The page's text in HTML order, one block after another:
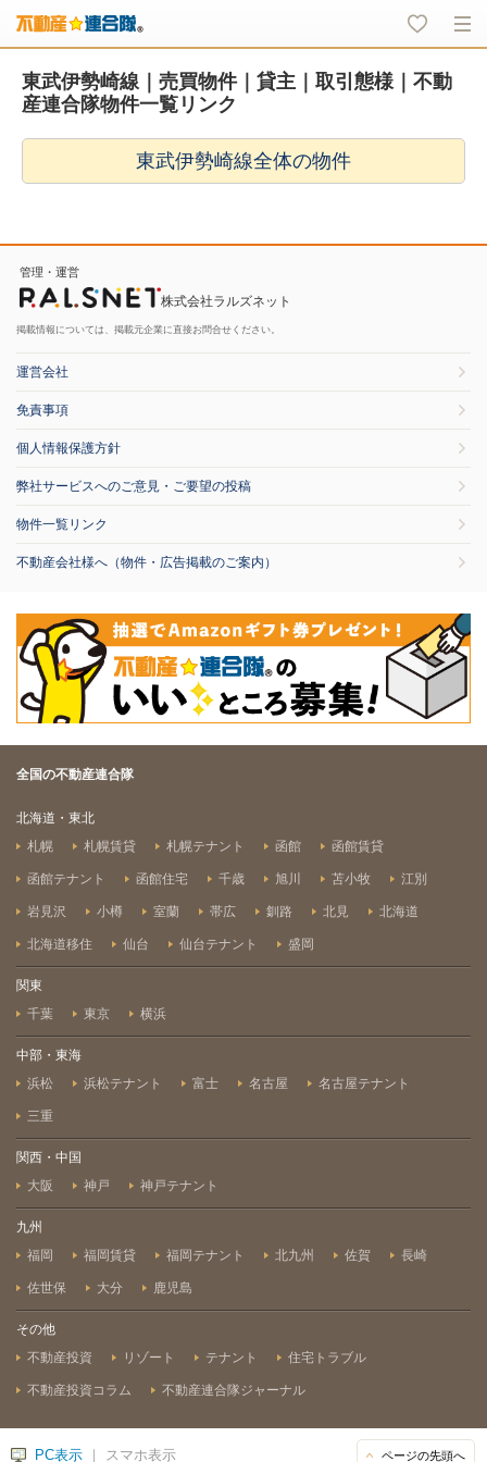
東武伊勢崎線｜売買物件｜貸主｜取引態様｜不動
産連合隊物件一覧リンク
東武伊勢崎線全体の物件
管理・運営
株式会社ラルズネット
掲載情報については、掲載元企業に直接お問合せください。
運営会社
免責事項
個人情報保護方針
弊社サービスへのご意見・ご要望の投稿
物件一覧リンク
不動産会社様へ（物件・広告掲載のご案内）
全国の不動産連合隊
北海道・東北
札幌
札幌賃貸 札幌テナント 函館 函館賃貸
函館テナント 函館住宅 千歳 旭川 苫小牧 江別
岩見沢 小樽 室蘭 帯広 釧路 北見 北海道
北海道移住 仙台 仙台テナント 盛岡
関東
千葉
東京 横浜
中部・東海
浜松
浜松テナント 富士 名古屋 名古屋テナント
三重
関西・中国
大阪
神戸 神戸テナント
九州
福岡
福岡賃貸 福岡テナント 北九州 佐賀 長崎
佐世保 大分 鹿児島
その他
不動産投資
リゾート テナント 住宅トラブル
不動産投資コラム 不動産連合隊ジャーナル
PC表示 ｜ スマホ表示 ページの先頭へ